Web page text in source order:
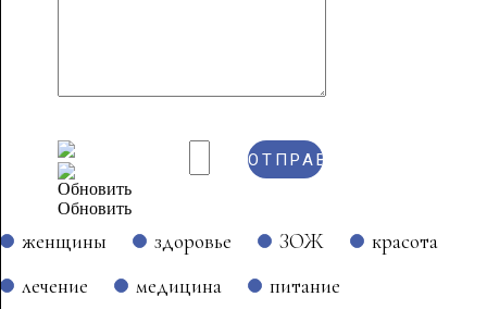
Обновить
женщины здоровье ЗОЖ
красота
лечение
медицина
питание